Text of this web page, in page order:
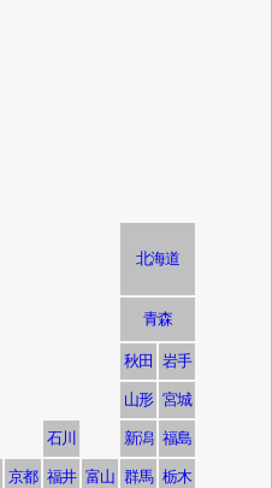
北海道
青森
秋田 岩手
山形 宮城
石川 新潟 福島
京都 福井 富山 群馬 栃木